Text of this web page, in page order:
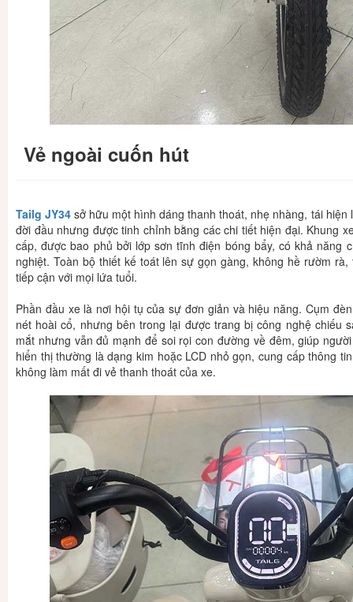
Vẻ ngoài cuốn hút
Tailg JY34 sở hữu một hình dáng thanh thoát, nhẹ nhàng, tái
đời đầu nhưng được tinh chỉnh bằng các chi tiết hiện đại. Khung
cấp, được bao phủ bởi lớp sơn tĩnh điện bóng bẩy, có khả năng
nghiệt. Toàn bộ thiết kế toát lên sự gọn gàng, không hề rườm
tiếp cận với mọi lứa tuổi.
Phần đầu xe là nơi hội tụ của sự đơn giản và hiệu năng. Cụm
nét hoài cổ, nhưng bên trong lại được trang bị công nghệ chiếu
mắt nhưng vẫn đủ mạnh để soi rọi con đường về đêm, giúp
hiển thị thường là dạng kim hoặc LCD nhỏ gọn, cung cấp thông
không làm mất đi vẻ thanh thoát của xe.